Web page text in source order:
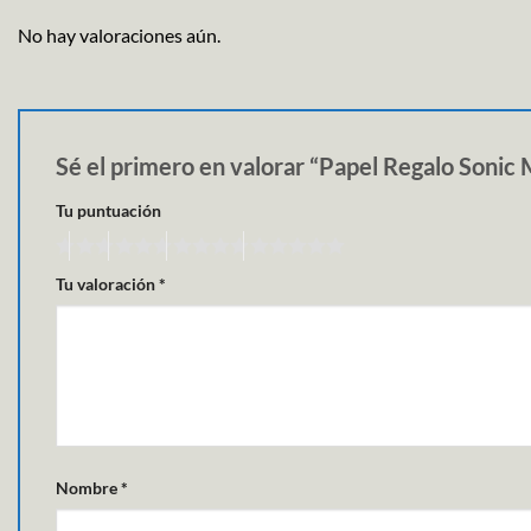
No hay valoraciones aún.
Sé el primero en valorar “Papel Regalo Sonic
Tu puntuación
Tu valoración*
Nombre*